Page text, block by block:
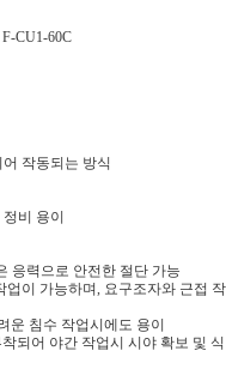
CU1-60C
작동되는 방식
비 용이
응력으로 안전한 절단 가능
업이 가능하며, 요구조자와 근접 작
운 침수 작업시에도 용이
되어 야간 작업시 시야 확보 및 식